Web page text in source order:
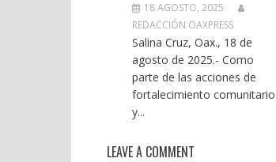
18 AGOSTO, 2025
REDACCIÓN OAXPRESS
Salina Cruz, Oax., 18 de
agosto de 2025.- Como
parte de las acciones de
fortalecimiento comunitario
y...
LEAVE A COMMENT